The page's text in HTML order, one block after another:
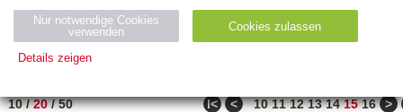
Neuerscheinung
Bestseller
PREIS
10/20/50 ǀ< < 10 11 12 13 14 15 16 >
Nur notwendige Cookies
verwenden
Cookies zulassen
Details zeigen